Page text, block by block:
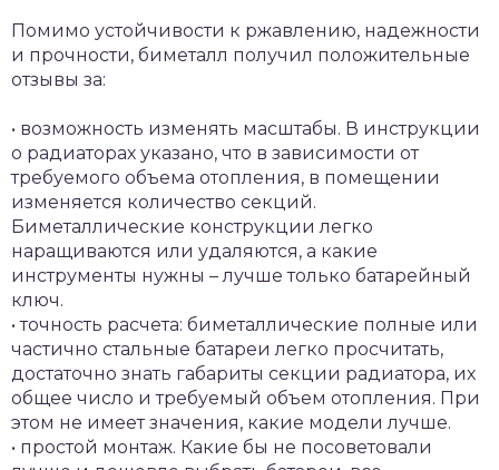
Помимо устойчивости к ржавлению, надежности
и прочности, биметалл получил положительные
отзывы за:
• возможность изменять масштабы. В инструкции
о радиаторах указано, что в зависимости от
требуемого объема отопления, в помещении
изменяется количество секций.
Биметаллические конструкции легко
наращиваются или удаляются, а какие
инструменты нужны – лучше только батарейный
ключ.
• точность расчета: биметаллические полные или
частично стальные батареи легко просчитать,
достаточно знать габариты секции радиатора, их
общее число и требуемый объем отопления. При
этом не имеет значения, какие модели лучше.
• простой монтаж. Какие бы не посоветовали